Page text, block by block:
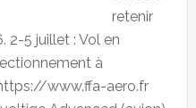
retenir
2-5 juillet : Vol en
à
www.ffa-aero.fr